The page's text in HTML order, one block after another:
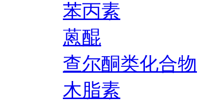
苯丙素
蒽醌
查尔酮类化合物
木脂素